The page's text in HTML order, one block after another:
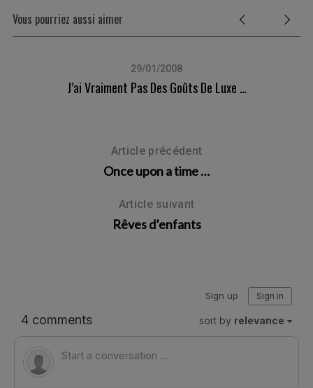
Vous pourriez aussi aimer
29/01/2008
J’ai Vraiment Pas Des Goûts De Luxe …
Article précédent
Once upon a time …
Article suivant
Rêves d’enfants